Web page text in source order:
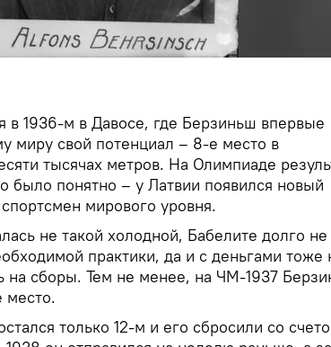
в 1936-м в Давосе, где Берзиньш впервые
миру свой потенциал – 8-е место в
тысячах метров. На Олимпиаде
было понятно – у Латвии появился новый
мирового уровня.
не такой холодной, Бабелите долго не
практики, да и с деньгами тоже
на сборы. Тем не менее, на ЧМ-1937
место.
только 12-м и его сбросили со